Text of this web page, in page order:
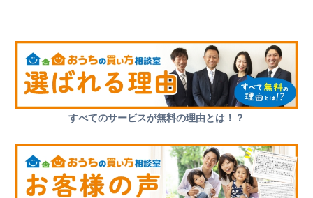
すべてのサービスが無料の理由とは！？